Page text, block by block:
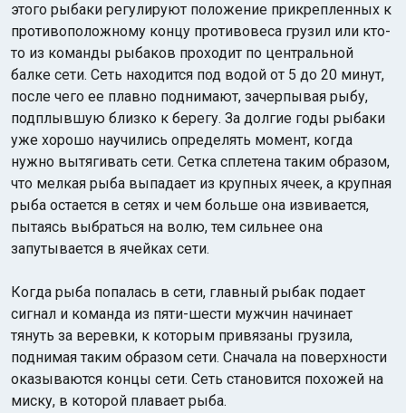
этого рыбаки регулируют положение прикрепленных к
противоположному концу противовеса грузил или кто-
то из команды рыбаков проходит по центральной
балке сети. Сеть находится под водой от 5 до 20 минут,
после чего ее плавно поднимают, зачерпывая рыбу,
подплывшую близко к берегу. За долгие годы рыбаки
уже хорошо научились определять момент, когда
нужно вытягивать сети. Сетка сплетена таким образом,
что мелкая рыба выпадает из крупных ячеек, а крупная
рыба остается в сетях и чем больше она извивается,
пытаясь выбраться на волю, тем сильнее она
запутывается в ячейках сети.
Когда рыба попалась в сети, главный рыбак подает
сигнал и команда из пяти-шести мужчин начинает
тянуть за веревки, к которым привязаны грузила,
поднимая таким образом сети. Сначала на поверхности
оказываются концы сети. Сеть становится похожей на
миску, в которой плавает рыба.